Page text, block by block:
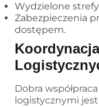
Wydzielone
Zabezpieczenia
dostępem.
Dobra
logistycznymi